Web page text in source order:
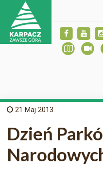
21 Maj 2013
Dzień